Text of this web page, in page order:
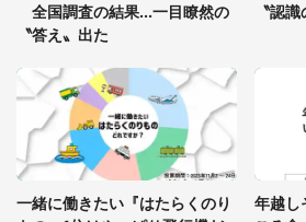
全国調査の結果...一目瞭然の
〝答え〟出た
〝認
一緒に働きたい『はたらくのり
年越し